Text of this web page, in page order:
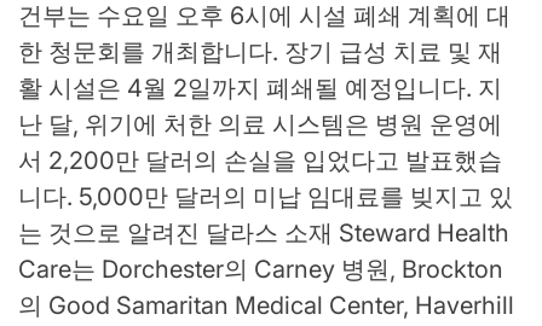
건부는 수요일 오후 6시에 시설 폐쇄 계획에 대
한 청문회를 개최합니다. 장기 급성 치료 및 재
활 시설은 4월 2일까지 폐쇄될 예정입니다. 지
난 달, 위기에 처한 의료 시스템은 병원 운영에
서 2,200만 달러의 손실을 입었다고 발표했습
니다. 5,000만 달러의 미납 임대료를 빚지고 있
는 것으로 알려진 달라스 소재 Steward Health
Care는 Dorchester의 Carney 병원, Brockton
의 Good Samaritan Medical Center, Haverhill